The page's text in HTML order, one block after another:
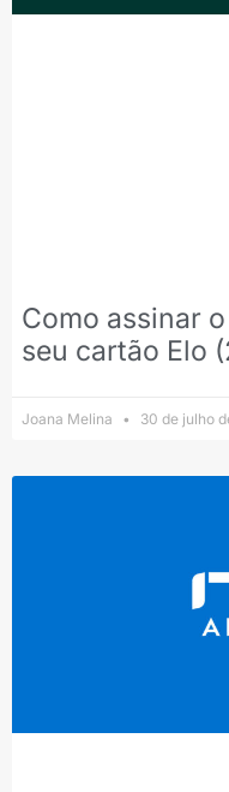
Como assinar
seu cartão Elo
Joana Melina 30 de julho